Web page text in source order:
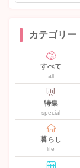
カテゴリー
すべて
all
特集
special
暮らし
life